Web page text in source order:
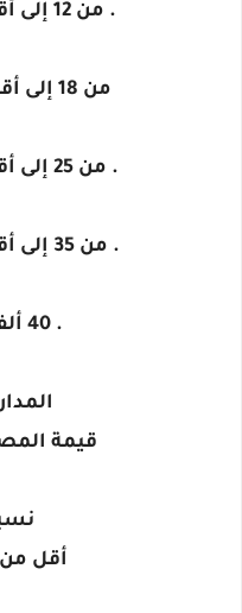
. من 12 إلى أقل من 18 ألف جنيه
من 18 إلى أقل من 25 ألف جنيه
. من 25 إلى أقل من 35 ألف جنيه
. من 35 إلى أقل من 40 ألف جنيه
. 40 ألف جنيه فأكثر
قيمة
أقل من 50 ألف